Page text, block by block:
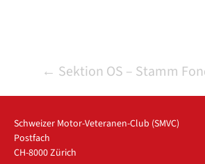
Beitrags-
Navigation
← Sektion OS – Stamm
Schweizer Motor-Veteranen-Club (SMVC)
Postfach
CH-8000 Zürich